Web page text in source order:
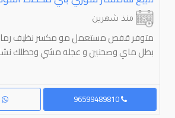
منذ شهرين
متوفر قفص مستعمل مو مكسر نظيف
بطل ماي وصحنين و عجله مشي وحطلك
96599489810